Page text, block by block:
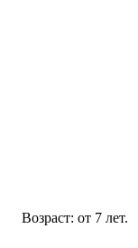
Возраст: от 7 лет.